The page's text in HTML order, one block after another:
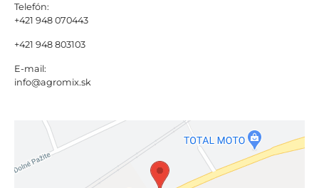
Telefón:
+421 948 070443
+421 948 803103
E-mail:
info@agromix.sk